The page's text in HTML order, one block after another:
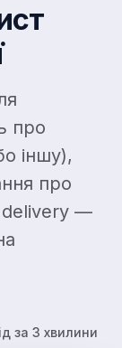
про
іншу),
про
delivery —
за 3 хвилини